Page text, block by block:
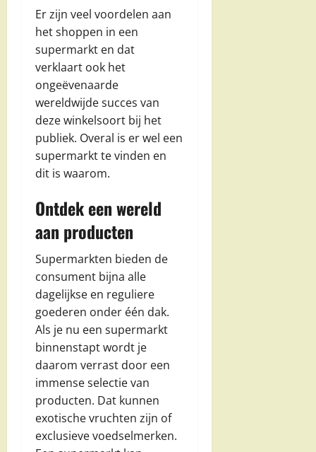
Er zijn veel voordelen aan
het shoppen in een
supermarkt en dat
verklaart ook het
ongeëvenaarde
wereldwijde succes van
deze winkelsoort bij het
publiek. Overal is er wel een
supermarkt te vinden en
dit is waarom.
Ontdek een wereld
aan producten
Supermarkten bieden de
consument bijna alle
dagelijkse en reguliere
goederen onder één dak.
Als je nu een supermarkt
binnenstapt wordt je
daarom verrast door een
immense selectie van
producten. Dat kunnen
exotische vruchten zijn of
exclusieve voedselmerken.